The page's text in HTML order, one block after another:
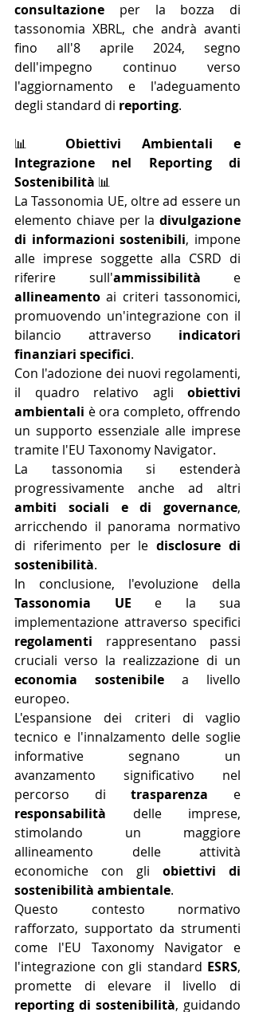
consultazione per la bozza di
tassonomia XBRL, che andrà avanti
fino all'8 aprile 2024, segno
dell'impegno continuo verso
l'aggiornamento e l'adeguamento
degli standard di reporting.
📊 Obiettivi Ambientali e
Integrazione nel Reporting di
Sostenibilità 📊
La Tassonomia UE, oltre ad essere un
elemento chiave per la divulgazione
di informazioni sostenibili, impone
alle imprese soggette alla CSRD di
riferire sull'ammissibilità
allineamento ai criteri tassonomici,
promuovendo un'integrazione con il
bilancio attraverso indicatori
finanziari specifici.
Con l'adozione dei nuovi regolamenti,
il quadro relativo agli obiettivi
ambientali è ora completo, offrendo
un supporto essenziale alle imprese
tramite l'EU Taxonomy Navigator.
La tassonomia si estenderà
ambiti sociali e di governance,
arricchendo il panorama normativo
di riferimento per le disclosure di
sostenibilità.
Tassonomia UE e la sua
regolamenti rappresentano passi
economia sostenibile a livello
europeo.
L'espansione dei criteri di vaglio
tecnico e l'innalzamento delle soglie
informative segnano un
avanzamento significativo nel
percorso di trasparenza
responsabilità delle imprese,
stimolando un maggiore
allineamento delle attività
economiche con gli obiettivi di
sostenibilità ambientale.
Questo contesto normativo
rafforzato, supportato da strumenti
come l'EU Taxonomy Navigator e
l'integrazione con gli standard ESRS,
reporting di sostenibilità, guidando